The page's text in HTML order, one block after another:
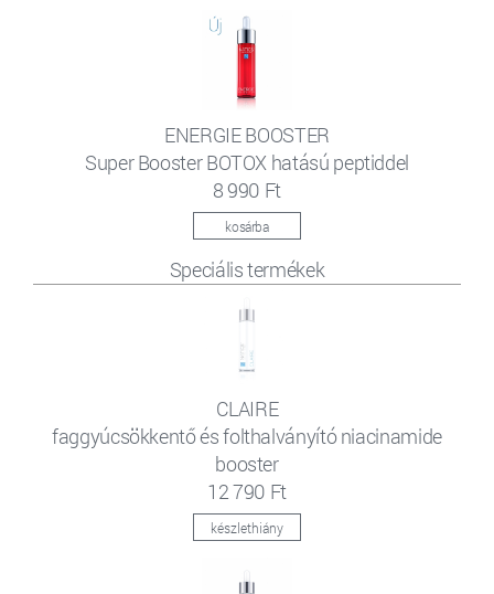
ENERGIE BOOSTER
Super Booster BOTOX hatású peptiddel
8 990 Ft
kosárba
Speciális termékek
CLAIRE
faggyúcsökkentő és folthalványító niacinamide
booster
12 790 Ft
készlethiány